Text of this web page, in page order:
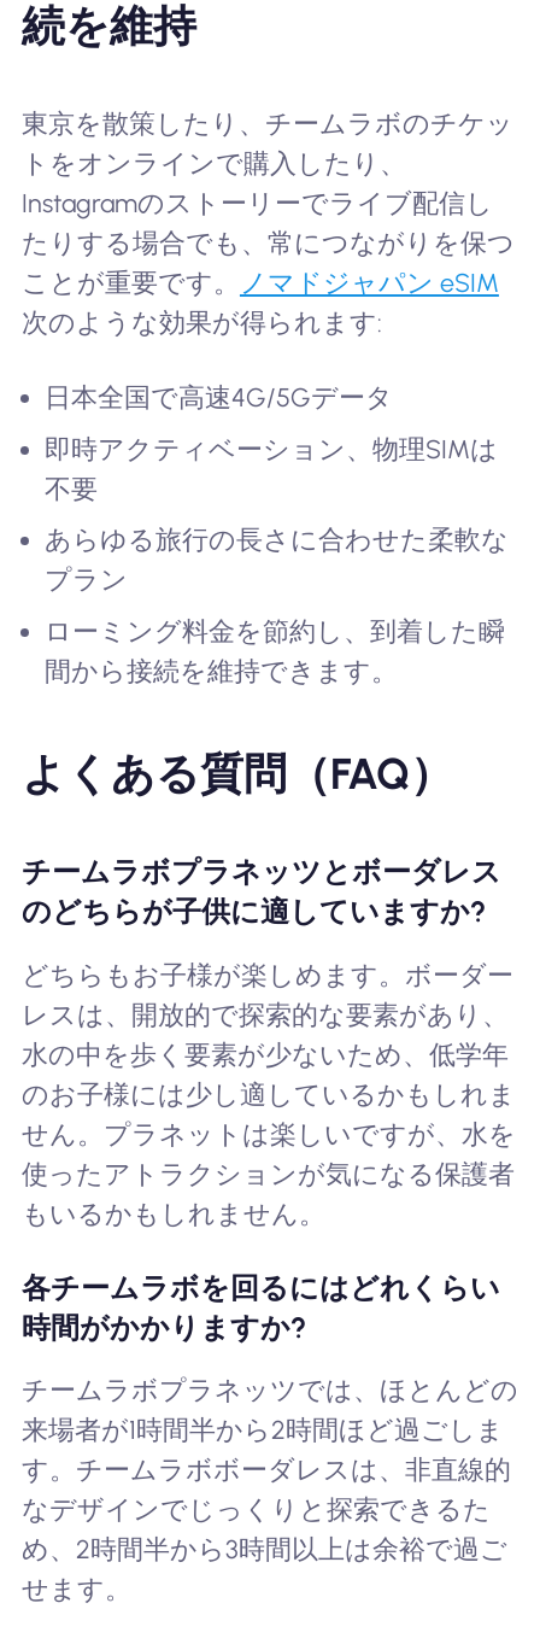
続を維持
東京を散策したり、チームラボのチケッ
トをオンラインで購入したり、
Instagramのストーリーでライブ配信し
たりする場合でも、常につながりを保つ
ことが重要です。
ノマドジャパン eSIM
次のような効果が得られます:
日本全国で高速4G/5Gデータ
即時アクティベーション、物理SIMは
不要
あらゆる旅行の長さに合わせた柔軟な
プラン
ローミング料金を節約し、到着した瞬
間から接続を維持できます。
よくある質問（FAQ）
チームラボプラネッツとボーダレス
のどちらが子供に適していますか?
どちらもお子様が楽しめます。ボーダー
レスは、開放的で探索的な要素があり、
水の中を歩く要素が少ないため、低学年
のお子様には少し適しているかもしれま
せん。プラネットは楽しいですが、水を
使ったアトラクションが気になる保護者
もいるかもしれません。
各チームラボを回るにはどれくらい
時間がかかりますか?
チームラボプラネッツでは、ほとんどの
来場者が1時間半から2時間ほど過ごしま
す。チームラボボーダレスは、非直線的
なデザインでじっくりと探索できるた
め、2時間半から3時間以上は余裕で過ご
せます。